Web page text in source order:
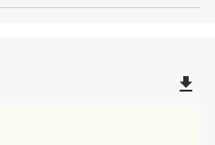
file_download